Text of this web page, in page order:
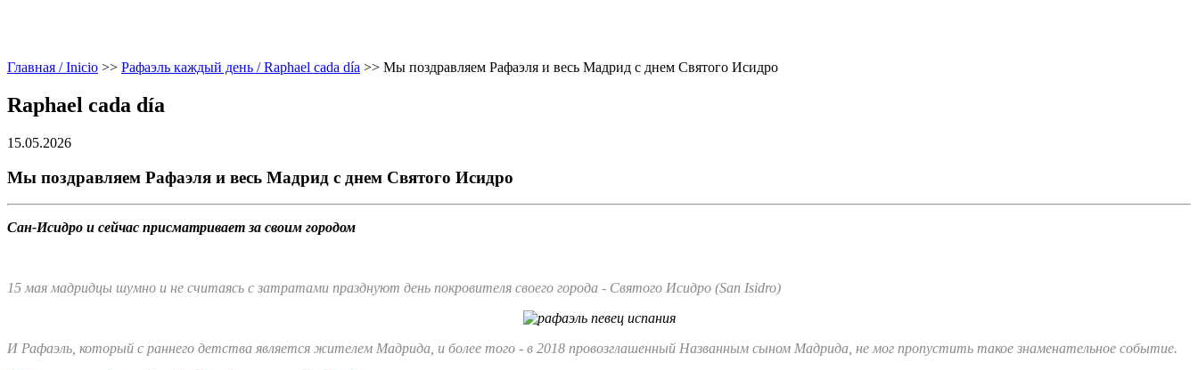
Главная / Inicio >> Рафаэль каждый день / Raphael cada día >> Мы поздравляем Рафаэля и весь Мадрид с днем Святого Исидро
Raphael cada día
15.05.2026
Мы поздравляем Рафаэля и весь Мадрид с днем Святого Исидро
Сан-Исидро и сейчас присматривает за своим городом
15 мая мадридцы шумно и не считаясь с затратами празднуют день покровителя своего города - Святого Исидро (San Isidro)
И Рафаэль, который с раннего детства является жителем Мадрида, и более того - в 2018 провозглашенный Названным сыном Мадрида, не мог пропустить такое знаменательное событие.